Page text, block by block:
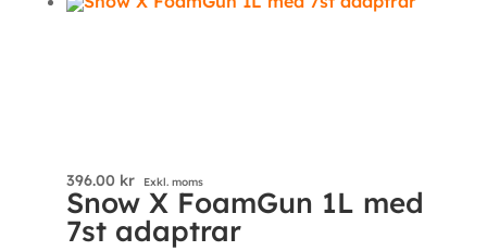
396.00 kr Exkl. moms
Snow X FoamGun 1L med
7st adaptrar